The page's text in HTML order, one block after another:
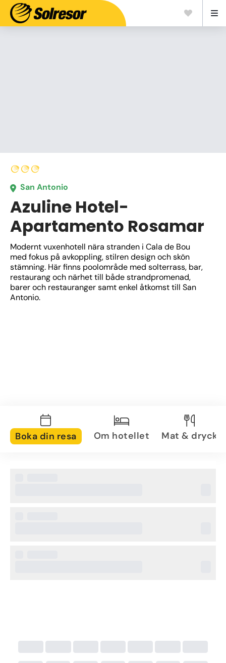
San Antonio
Azuline Hotel-
Apartamento Rosamar
Modernt vuxenhotell nära stranden i Cala de Bou
med fokus på avkoppling, stilren design och skön
stämning. Här finns poolområde med solterrass, bar,
restaurang och närhet till både strandpromenad,
barer och restauranger samt enkel åtkomst till San
Antonio.
Boka din resa Om hotellet Mat & dryck